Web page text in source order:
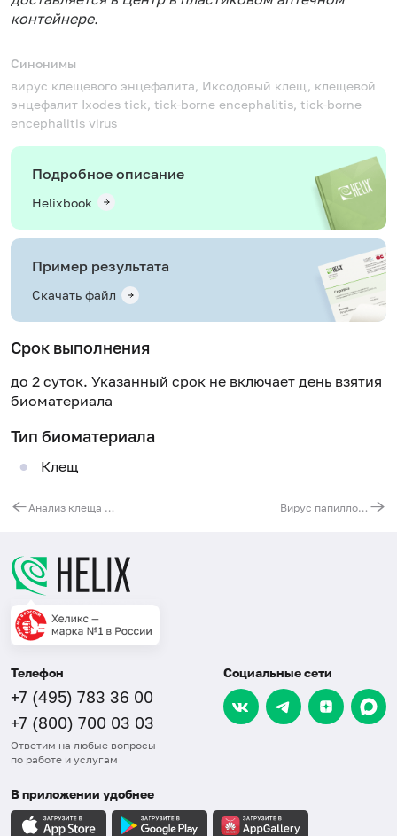
контейнере.
Синонимы
вирус клещевого энцефалита, Иксодовый клещ, клещевой
энцефалит Ixodes tick, tick-borne encephalitis, tick-borne
encephalitis virus
Подробное описание
Helixbook
Пример результата
Скачать файл
Срок выполнения
до 2 суток. Указанный срок не включает день взятия
биоматериала
Тип биоматериала
Клещ
Анализ клеща на риккетсиоз Вирус папилломы человека (Human Papillomavirus 6/11), ДНК, количественно
Телефон
+7 (495) 783 36 00
+7 (800) 700 03 03
Ответим на любые вопросы
по работе и услугам
Социальные сети
В приложении удобнее